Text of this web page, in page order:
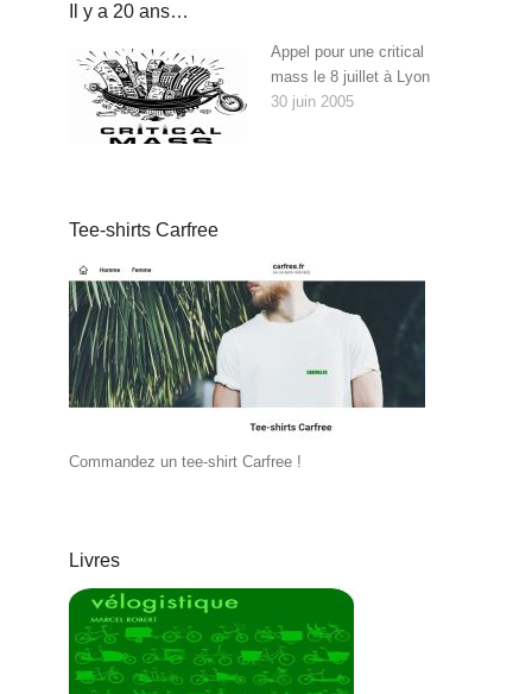
Il y a 20 ans…
Appel pour une critical
mass le 8 juillet à Lyon
30 juin 2005
Tee-shirts Carfree
Commandez un tee-shirt Carfree !
Livres